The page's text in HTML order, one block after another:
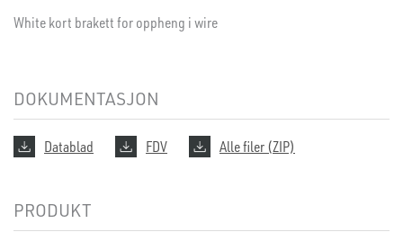
White kort brakett for oppheng i wire
DOKUMENTASJON
Datablad FDV Alle filer (ZIP)
PRODUKT